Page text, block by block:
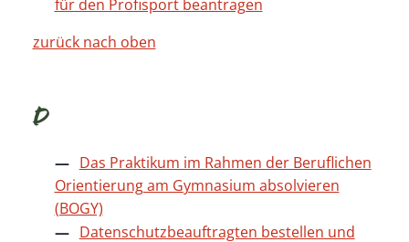
für den Profisport beantragen
zurück nach oben
D
Das Praktikum im Rahmen der Beruflichen
Orientierung am Gymnasium absolvieren
(BOGY)
Datenschutzbeauftragten bestellen und